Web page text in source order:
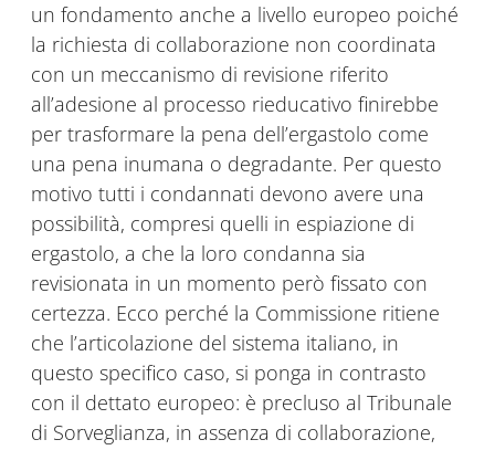
un fondamento anche a livello europeo poiché
la richiesta di collaborazione non coordinata
con un meccanismo di revisione riferito
all’adesione al processo rieducativo finirebbe
per trasformare la pena dell’ergastolo come
una pena inumana o degradante. Per questo
motivo tutti i condannati devono avere una
possibilità, compresi quelli in espiazione di
ergastolo, a che la loro condanna sia
revisionata in un momento però fissato con
certezza. Ecco perché la Commissione ritiene
che l’articolazione del sistema italiano, in
questo specifico caso, si ponga in contrasto
con il dettato europeo: è precluso al Tribunale
di Sorveglianza, in assenza di collaborazione,